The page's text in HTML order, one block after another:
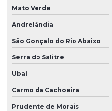
Mato Verde
Andrelândia
São Gonçalo do Rio Abaixo
Serra do Salitre
Ubaí
Carmo da Cachoeira
Prudente de Morais